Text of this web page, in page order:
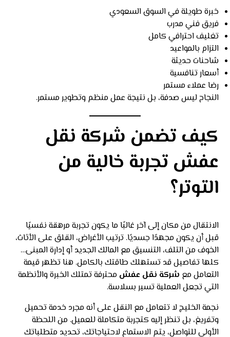
خبرة طويلة في السوق السعودي
فريق فني مدرب
تغليف احترافي كامل
التزام بالمواعيد
شاحنات حديثة
أسعار تنافسية
رضا عملاء مستمر
النجاح ليس صدفة، بل نتيجة عمل منظم وتطوير مستمر.
كيف تضمن شركة نقل
عفش تجربة خالية من
التوتر؟
الانتقال من مكان إلى آخر غالبًا ما يكون تجربة مرهقة نفسيًا
قبل أن يكون مجهدًا جسديًا. ترتيب الأغراض، القلق على الأثاث،
الخوف من التلف، التنسيق مع المالك الجديد أو إدارة المبنى…
كلها تفاصيل قد تستهلك طاقتك بالكامل. هنا تظهر قيمة
التعامل مع شركة نقل عفش محترفة تمتلك الخبرة والأنظمة
التي تجعل العملية تسير بسلاسة.
نجمة الخليج لا تتعامل مع النقل على أنه مجرد خدمة تحميل
وتفريغ، بل تنظر إليه كتجربة متكاملة للعميل. من اللحظة
الأولى للتواصل، يتم الاستماع لاحتياجاتك، تحديد متطلباتك